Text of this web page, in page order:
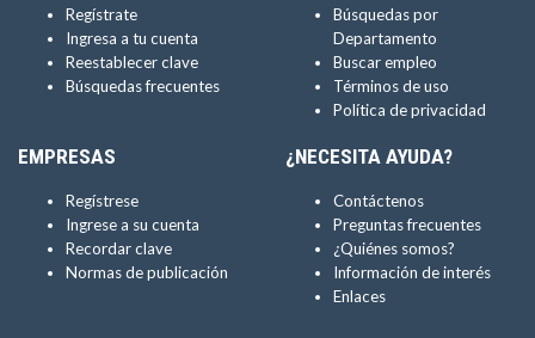
Regístrate
Ingresa a tu cuenta
Reestablecer clave
Búsquedas frecuentes
Búsquedas por
Departamento
Buscar empleo
Términos de uso
Política de privacidad
EMPRESAS
Regístrese
Ingrese a su cuenta
Recordar clave
Normas de publicación
¿NECESITA AYUDA?
Contáctenos
Preguntas frecuentes
¿Quiénes somos?
Información de interés
Enlaces